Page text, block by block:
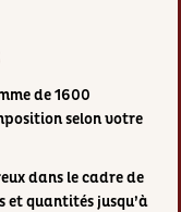
de 1600
selon votre
dans le cadre de
et quantités jusqu’à